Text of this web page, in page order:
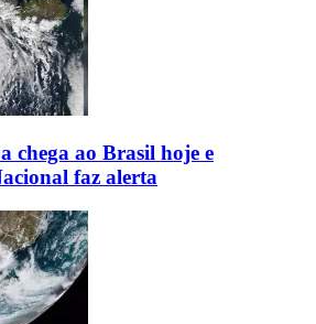
chega ao Brasil hoje e
faz alerta